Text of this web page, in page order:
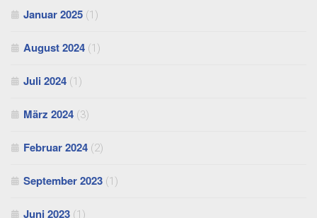
Januar 2025 (1)
August 2024 (1)
Juli 2024 (1)
März 2024 (3)
Februar 2024 (2)
September 2023 (1)
Juni 2023 (1)